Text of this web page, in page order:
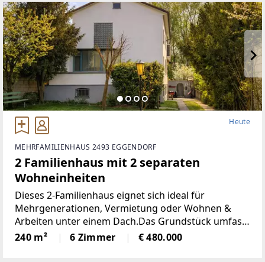
Heute
MEHRFAMILIENHAUS 2493 EGGENDORF
2 Familienhaus mit 2 separaten
Wohneinheiten
Dieses 2-Familienhaus eignet sich ideal für
Mehrgenerationen, Vermietung oder Wohnen &
Arbeiten unter einem Dach.Das Grundstück umfasst
1.020 m² und bietet zwei klar getrennte
Gartenbereiche, die unterschiedliche Bedürfnisse
240 m² 6 Zimmer € 480.000